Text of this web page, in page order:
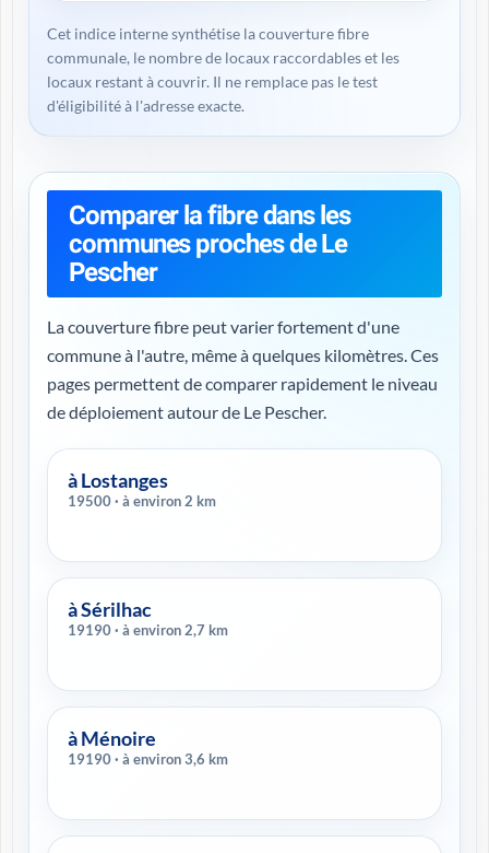
Cet indice interne synthétise la couverture fibre
communale, le nombre de locaux raccordables et les
locaux restant à couvrir. Il ne remplace pas le test
d'éligibilité à l'adresse exacte.
Comparer la fibre dans les
communes proches de Le
Pescher
La couverture fibre peut varier fortement d'une
commune à l'autre, même à quelques kilomètres. Ces
pages permettent de comparer rapidement le niveau
de déploiement autour de Le Pescher.
à Lostanges
19500 · à environ 2 km
à Sérilhac
19190 · à environ 2,7 km
à Ménoire
19190 · à environ 3,6 km